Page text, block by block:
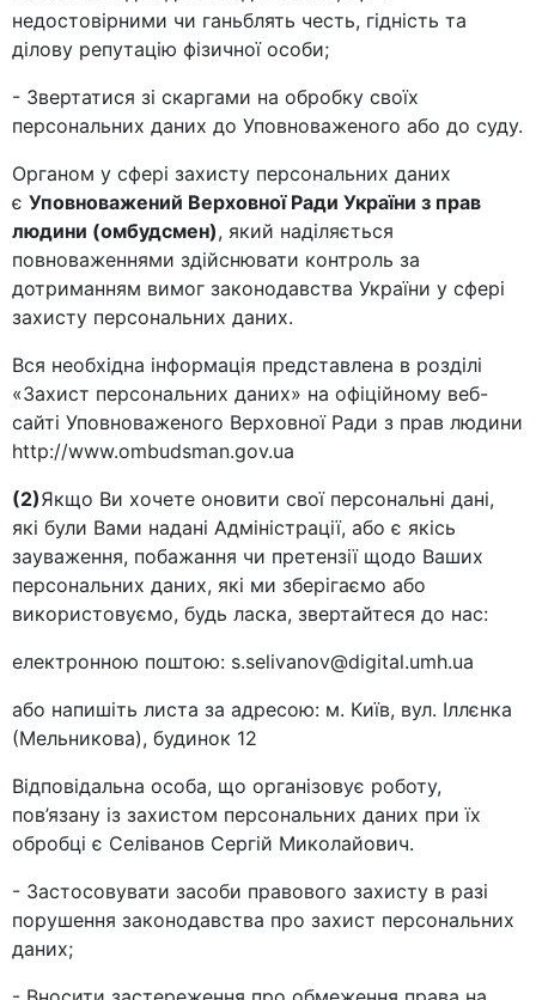
недостовірними чи ганьблять честь, гідність та
ділову репутацію фізичної особи;
- Звертатися зі скаргами на обробку своїх
персональних даних до Уповноваженого або до суду.
Органом у сфері захисту персональних даних
є Уповноважений Верховної Ради України з прав
людини (омбудсмен), який наділяється
повноваженнями здійснювати контроль за
дотриманням вимог законодавства України у сфері
захисту персональних даних.
Вся необхідна інформація представлена в розділі
«Захист персональних даних» на офіційному веб-
сайті Уповноваженого Верховної Ради з прав людини
http://www.ombudsman.gov.ua
(2)Якщо Ви хочете оновити свої персональні дані,
які були Вами надані Адміністрації, або є якісь
зауваження, побажання чи претензії щодо Ваших
персональних даних, які ми зберігаємо або
використовуємо, будь ласка, звертайтеся до нас:
електронною поштою: s.selivanov@digital.umh.ua
або напишіть листа за адресою: м. Київ, вул. Іллєнка
(Мельникова), будинок 12
Відповідальна особа, що організовує роботу,
пов’язану із захистом персональних даних при їх
обробці є Селіванов Сергій Миколайович.
- Застосовувати засоби правового захисту в разі
порушення законодавства про захист персональних
даних;